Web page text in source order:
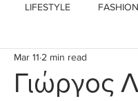
LIFESTYLE FASHION
Γιώργος
Mar 11 2 min read